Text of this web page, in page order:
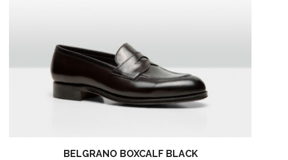
BELGRANO BOXCALF BLACK